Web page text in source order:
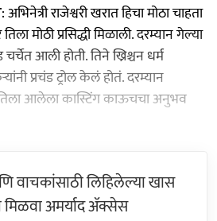
: अभिनेत्री राजेश्वरी खरात हिचा मोठा चाहता
मोठी प्रसिद्धी मिळाली. दरम्यान गेल्या
चर्चेत आली होती. तिने ख्रिश्चन धर्म
प्रचंड ट्रोल केलं होतं. दरम्यान
आलेला कास्टिंग काऊचचा अनुभव
वाचकांसाठी लिहिलेल्या खास
मिळवा अमर्याद ॲक्सेस